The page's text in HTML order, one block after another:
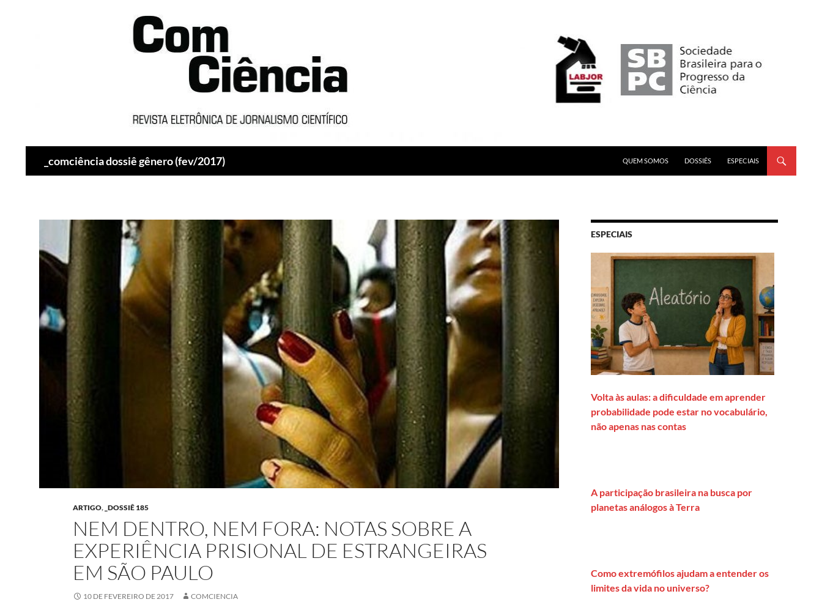
_comciência dossiê gênero (fev/2017)
QUEM SOMOS
DOSSIÊS ESPECIAIS
ARTIGO, _DOSSIÊ 185
NEM DENTRO, NEM FORA: NOTAS SOBRE A
EXPERIÊNCIA PRISIONAL DE ESTRANGEIRAS
EM SÃO PAULO
10 DE FEVEREIRO DE 2017 COMCIENCIA
ESPECIAIS
Volta às aulas: a dificuldade em aprender
probabilidade pode estar no vocabulário,
não apenas nas contas
A participação brasileira na busca por
planetas análogos à Terra
Como extremófilos ajudam a entender os
limites da vida no universo?